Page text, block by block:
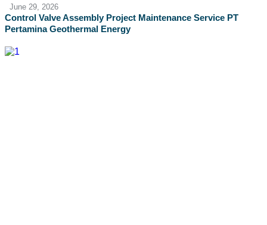
June 29, 2026
Control Valve Assembly Project Maintenance Service PT
Pertamina Geothermal Energy